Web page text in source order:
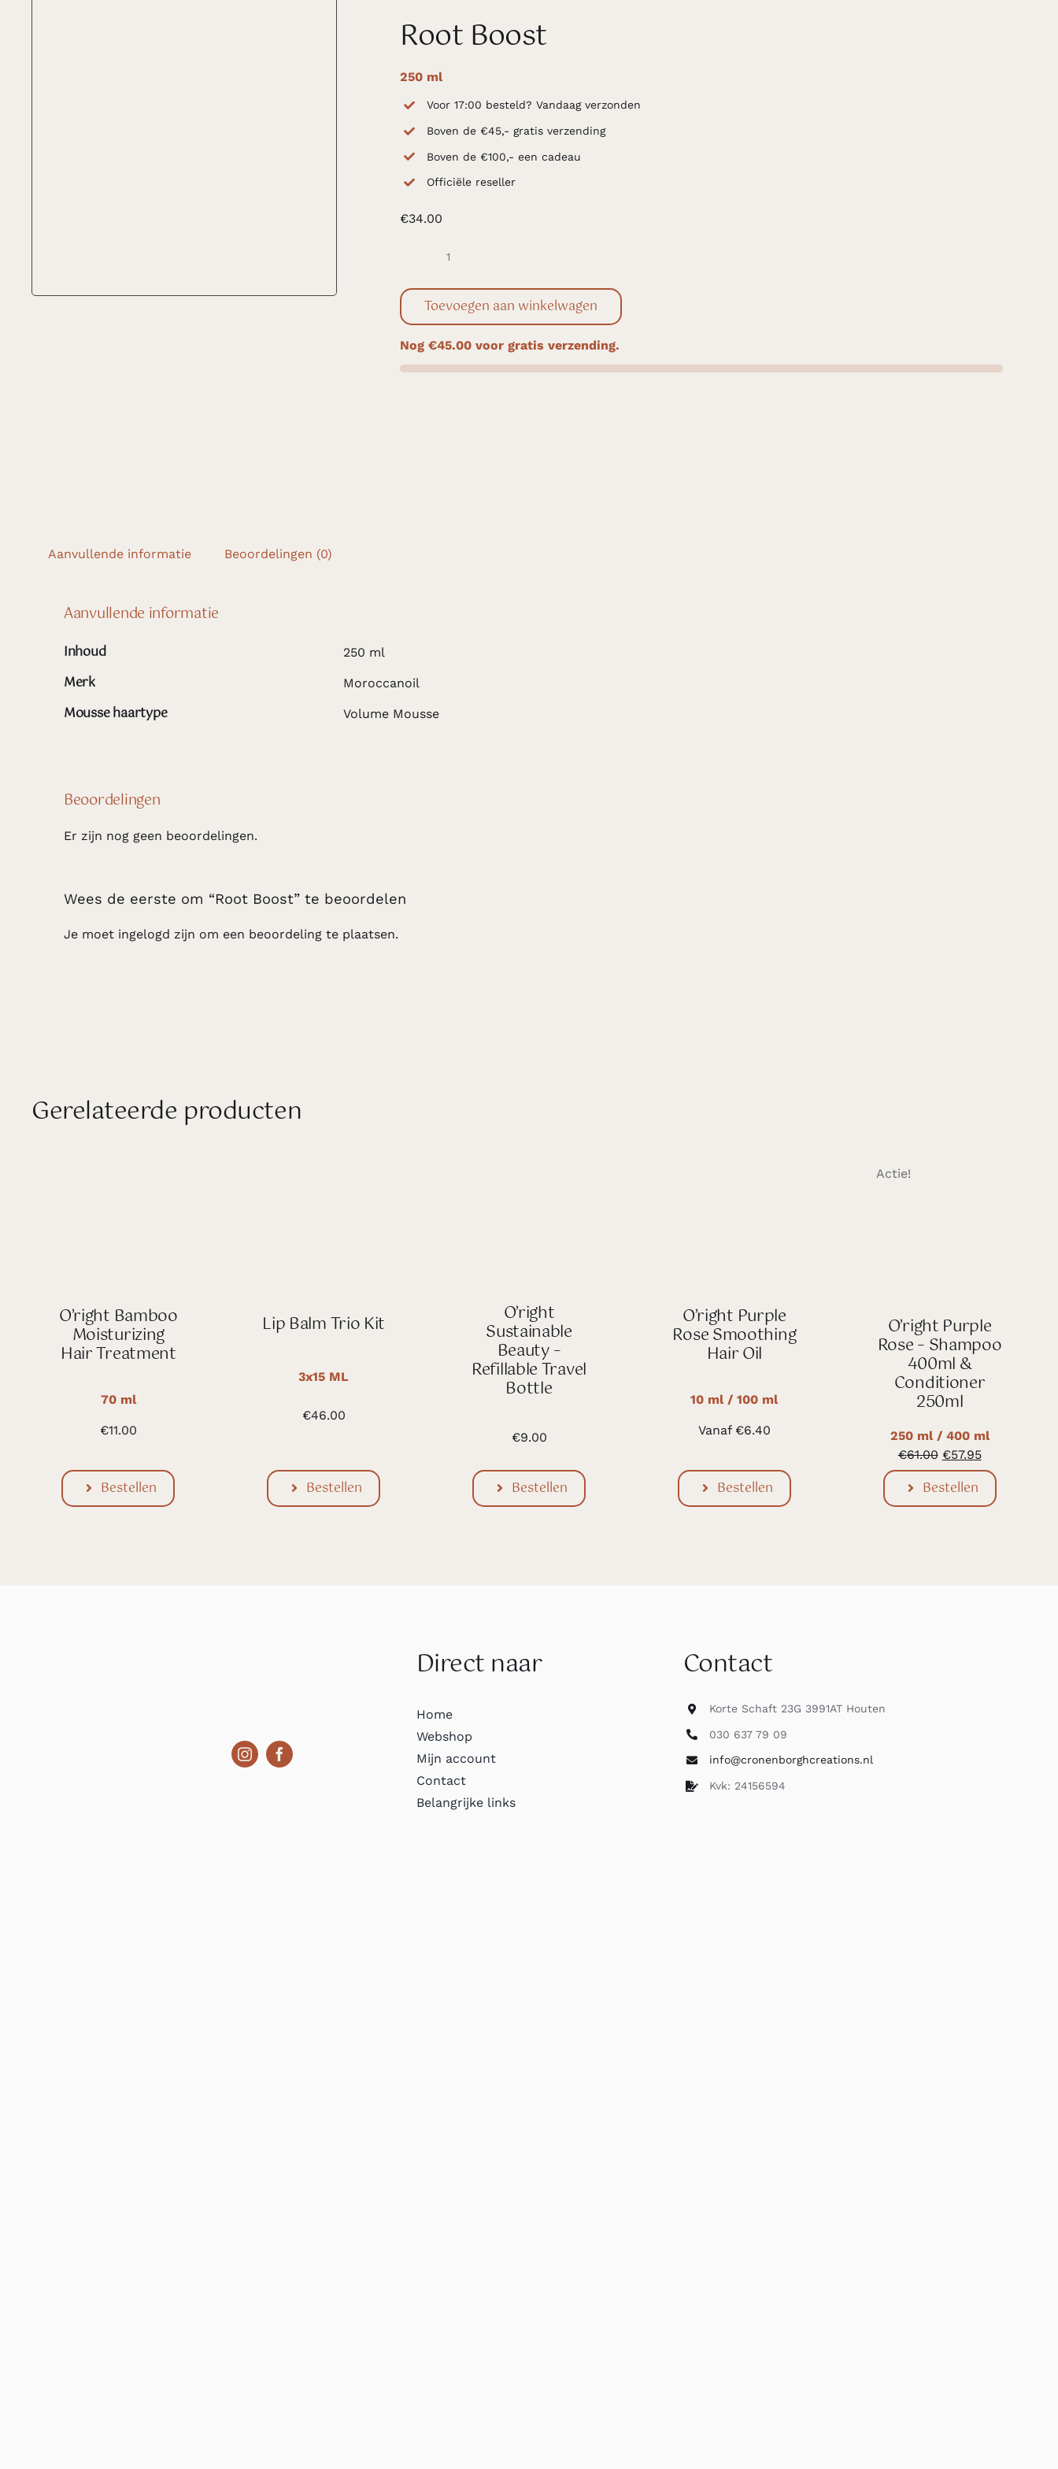
Root Boost
250 ml
Voor 17:00 besteld? Vandaag verzonden
Boven de €45,- gratis verzending
Boven de €100,- een cadeau
Officiële reseller
€34.00
Boost
aantal
Toevoegen aan winkelwagen
Nog€45.00 voor gratis verzending.
Aanvullende informatie Beoordelingen (0)
Aanvullende informatie
Inhoud 250 ml
Merk Moroccanoil
Mousse haartype Volume Mousse
Beoordelingen
Er zijn nog geen beoordelingen.
Wees de eerste om “Root Boost” te beoordelen
Je moet ingelogd zijn om een beoordeling te plaatsen.
Gerelateerde producten
O’right Bamboo
Moisturizing
Hair Treatment
70 ml
€11.00
Bestellen
Lip Balm Trio Kit
3x15 ML
€46.00
Bestellen
O’right
Sustainable
Beauty –
Refillable Travel
Bottle
€9.00
Bestellen
O’right Purple
Rose Smoothing
Hair Oil
10 ml / 100 ml
Vanaf €6.40
Bestellen
Actie!
O’right Purple
Rose – Shampoo
400ml &
Conditioner
250ml
250 ml / 400 ml
€61.00 Oorspronkelijke
prijs
was:
€57.95Huidige
prijs
€57.95.
Bestellen
Direct naar
Home
Webshop
Mijn account
Contact
Belangrijke links
Contact
Korte Schaft 23G 3991AT Houten
030 637 79 09
info@cronenborghcreations.nl
Kvk: 24156594